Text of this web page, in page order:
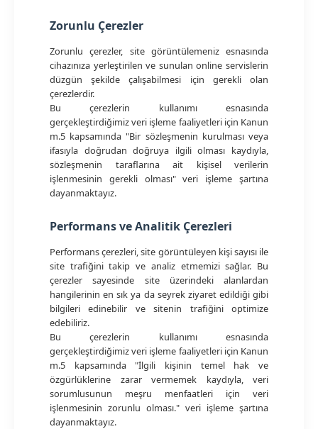
Zorunlu Çerezler
Zorunlu çerezler, site görüntülemeniz esnasında
cihazınıza yerleştirilen ve sunulan online servislerin
düzgün şekilde çalışabilmesi için gerekli olan
çerezlerdir.
Bu çerezlerin kullanımı esnasında
gerçekleştirdiğimiz veri işleme faaliyetleri için Kanun
m.5 kapsamında "Bir sözleşmenin kurulması veya
ifasıyla doğrudan doğruya ilgili olması kaydıyla,
sözleşmenin taraflarına ait kişisel verilerin
işlenmesinin gerekli olması" veri işleme şartına
dayanmaktayız.
Performans ve Analitik Çerezleri
Performans çerezleri, site görüntüleyen kişi sayısı ile
site trafiğini takip ve analiz etmemizi sağlar. Bu
çerezler sayesinde site üzerindeki alanlardan
hangilerinin en sık ya da seyrek ziyaret edildiği gibi
bilgileri edinebilir ve sitenin trafiğini optimize
edebiliriz.
Bu çerezlerin kullanımı esnasında
gerçekleştirdiğimiz veri işleme faaliyetleri için Kanun
m.5 kapsamında "İlgili kişinin temel hak ve
özgürlüklerine zarar vermemek kaydıyla, veri
sorumlusunun meşru menfaatleri için veri
işlenmesinin zorunlu olması." veri işleme şartına
dayanmaktayız.